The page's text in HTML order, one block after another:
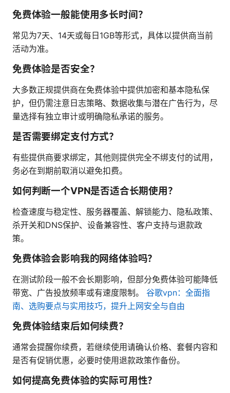
免费体验一般能使用多长时间？
常见为7天、14天或每日1GB等形式，具体以提供商当前
活动为准。
免费体验是否安全？
大多数正规提供商在免费体验中提供加密和基本隐私保
护，但仍需注意日志策略、数据收集与潜在广告行为，尽
量选择有独立审计或明确隐私承诺的服务。
是否需要绑定支付方式？
有些提供商要求绑定，其他则提供完全不绑支付的试用，
务必在到期前取消以避免扣费。
如何判断一个VPN是否适合长期使用？
检查速度与稳定性、服务器覆盖、解锁能力、隐私政策、
杀开关和DNS保护、设备兼容性、客户支持与退款政
策。
免费体验会影响我的网络体验吗？
在测试阶段一般不会长期影响，但部分免费体验可能降低
带宽、广告投放频率或有速度限制。 谷歌vpn：全面指
南、选购要点与实用技巧，提升上网安全与自由
免费体验结束后如何续费？
通常会提醒你续费，若继续使用请确认价格、套餐内容和
是否有促销优惠，必要时使用退款政策作备份。
如何提高免费体验的实际可用性？